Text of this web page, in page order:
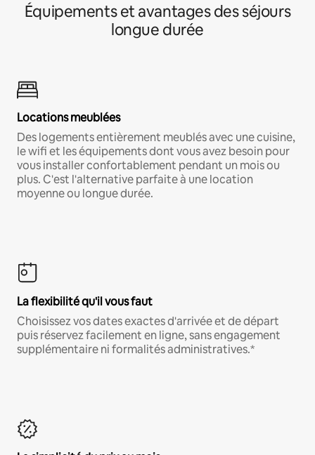
Équipements et avantages des séjours
longue durée
Locations meublées
Des logements entièrement meublés avec une cuisine,
le wifi et les équipements dont vous avez besoin pour
vous installer confortablement pendant un mois ou
plus. C'est l'alternative parfaite à une location
moyenne ou longue durée.
La flexibilité qu'il vous faut
Choisissez vos dates exactes d'arrivée et de départ
puis réservez facilement en ligne, sans engagement
supplémentaire ni formalités administratives.*